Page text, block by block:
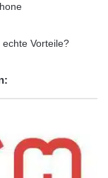
211673
api
echte Vorteile?